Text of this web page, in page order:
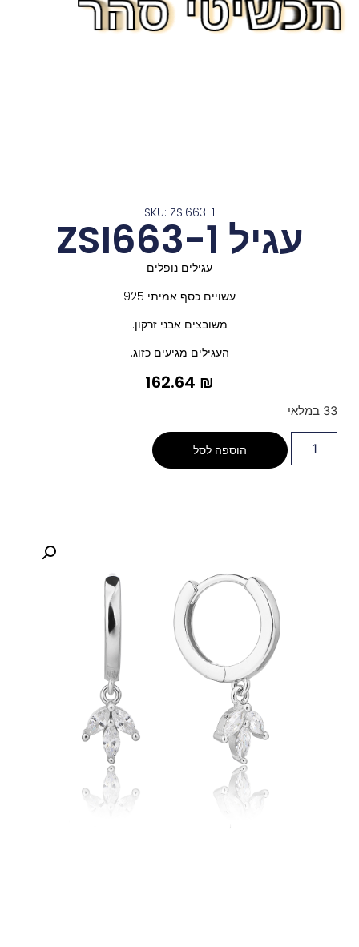
תכשיטי סהר
תכשיטי סהר
תכשיטי סהר
תכשיטי סהר
תכשיטי סהר
תכשיטי סהר
תכשיטי סהר
תכשיטי סהר
תכשיטי סהר
תכשיטי סהר
תכשיטי סהר
תכשיטי סהר
תכשיטי סהר
SKU: ZSI663-1
עגיל ZSI663-1
עגילים נופלים
עשויים כסף אמיתי 925
משובצים אבני זרקון.
העגילים מגיעים כזוג.
162.64 ₪
33 במלאי
הוספה לסל